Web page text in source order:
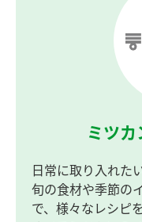
ミツカ
日常に取り入れた
旬の食材や季節の
で、様々なレシピ